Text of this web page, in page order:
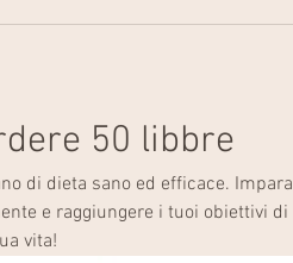
50 libbre
di dieta sano ed efficace. Impara
e raggiungere i tuoi obiettivi di
vita!